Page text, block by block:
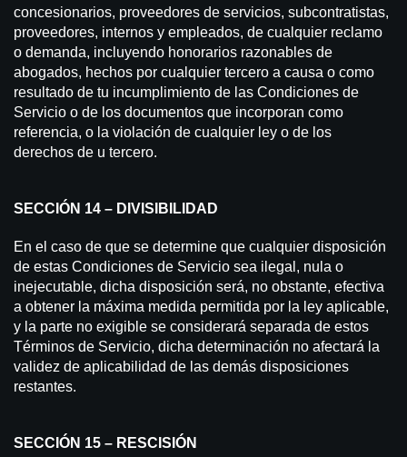
concesionarios, proveedores de servicios, subcontratistas,
proveedores, internos y empleados, de cualquier reclamo
o demanda, incluyendo honorarios razonables de
abogados, hechos por cualquier tercero a causa o como
resultado de tu incumplimiento de las Condiciones de
Servicio o de los documentos que incorporan como
referencia, o la violación de cualquier ley o de los
derechos de u tercero.
SECCIÓN 14 – DIVISIBILIDAD
En el caso de que se determine que cualquier disposición
de estas Condiciones de Servicio sea ilegal, nula o
inejecutable, dicha disposición será, no obstante, efectiva
a obtener la máxima medida permitida por la ley aplicable,
y la parte no exigible se considerará separada de estos
Términos de Servicio, dicha determinación no afectará la
validez de aplicabilidad de las demás disposiciones
restantes.
SECCIÓN 15 – RESCISIÓN